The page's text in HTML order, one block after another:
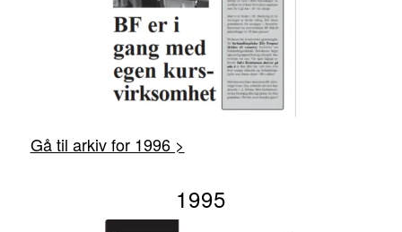
Gå til arkiv for 1996 >
1995